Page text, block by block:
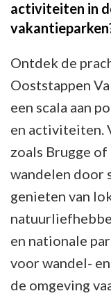
activiteiten in
Ontdek de
Ooststappen
een scala aan
en activiteiten.
zoals Brugge
wandelen door
genieten van
en nationale
voor wandel-
de omgeving